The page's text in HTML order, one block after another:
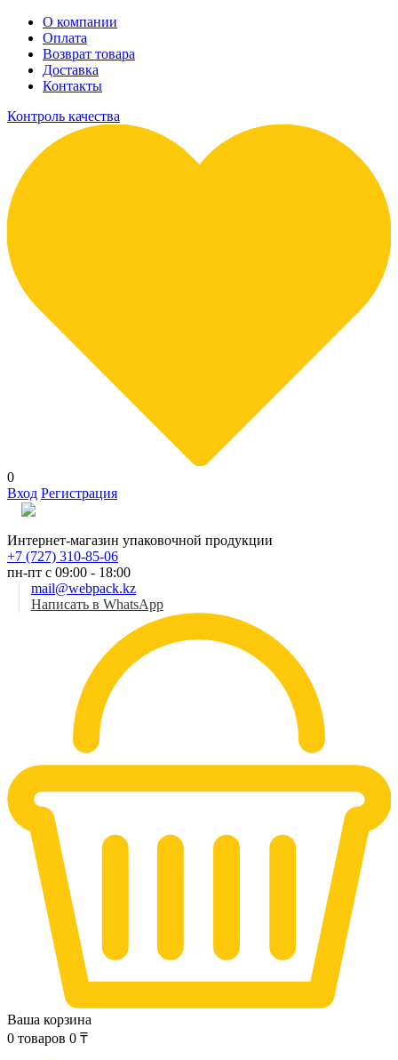
О компании
Оплата
Возврат товара
Доставка
Контакты
Контроль качества
0
Вход Регистрация
Интернет-магазин упаковочной продукции
+7 (727) 310-85-06
пн-пт с 09:00 - 18:00
mail@webpack.kz
Написать в WhatsApp
Ваша корзина
0 товаров 0 ₸